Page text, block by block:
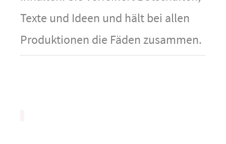
Texte und Ideen und hält bei allen
Produktionen die Fäden zusammen.